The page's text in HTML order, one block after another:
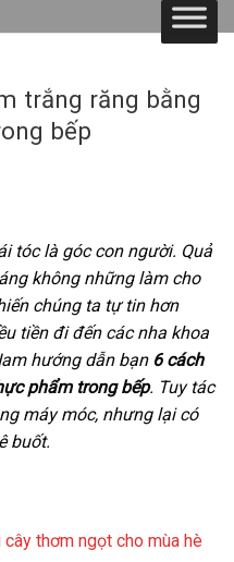
trắng răng bằng
bếp
tóc là góc con người. Quả
không những làm cho
chúng ta tự tin hơn
tiền đi đến các nha khoa
hướng dẫn bạn 6 cách
phẩm trong bếp. Tuy tác
máy móc, nhưng lại có
buốt.
thơm ngọt cho mùa hè